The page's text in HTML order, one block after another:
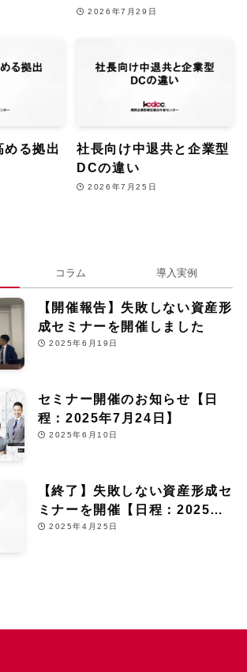
2026年7月29日
める拠出
社長向け中退共と企業型
DCの違い
2026年7月25日
コラム 導入実例
【開催報告】失敗しない資産形
成セミナーを開催しました
2025年6月19日
セミナー開催のお知らせ【日
程：2025年7月24日】
2025年6月10日
【終了】失敗しない資産形成セ
ミナーを開催【日程：2025年6
月13日】
2025年4月25日